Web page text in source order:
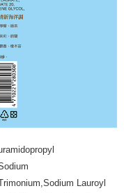
Lauroyl